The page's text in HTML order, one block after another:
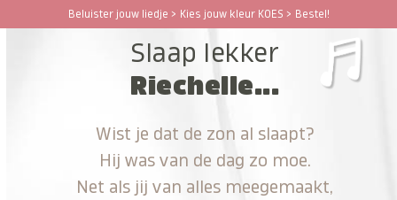
Beluister jouw liedje > Kies jouw kleur KOES > Bestel!
Open
Close
Slaap lekker
Riechelle...
Wist je dat de zon al slaapt?
Hij was van de dag zo moe.
Net als jij van alles meegemaakt,